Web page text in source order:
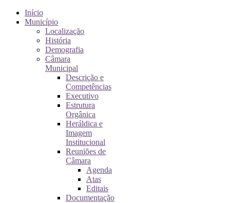
Início
Município
Localização
História
Demografia
Câmara
Municipal
Descrição e
Competências
Executivo
Estrutura
Orgânica
Heráldica e
Imagem
Institucional
Reuniões de
Câmara
Agenda
Atas
Editais
Documentação